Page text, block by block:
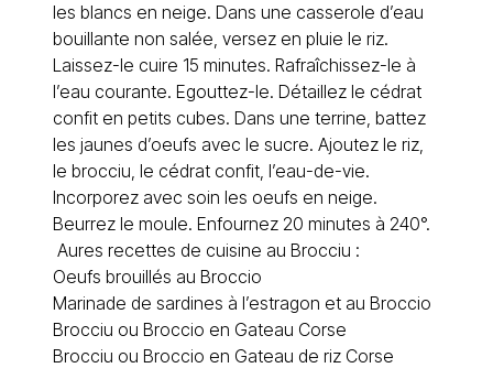
les blancs en neige. Dans une casserole d’eau
bouillante non salée, versez en pluie le riz.
Laissez-le cuire 15 minutes. Rafraîchissez-le à
l’eau courante. Egouttez-le. Détaillez le cédrat
confit en petits cubes. Dans une terrine, battez
les jaunes d’oeufs avec le sucre. Ajoutez le riz,
le brocciu, le cédrat confit, l’eau-de-vie.
Incorporez avec soin les oeufs en neige.
Beurrez le moule. Enfournez 20 minutes à 240°.
Aures recettes de cuisine au Brocciu :
Oeufs brouillés au Broccio
Marinade de sardines à l’estragon et au Broccio
Brocciu ou Broccio en Gateau Corse
Brocciu ou Broccio en Gateau de riz Corse